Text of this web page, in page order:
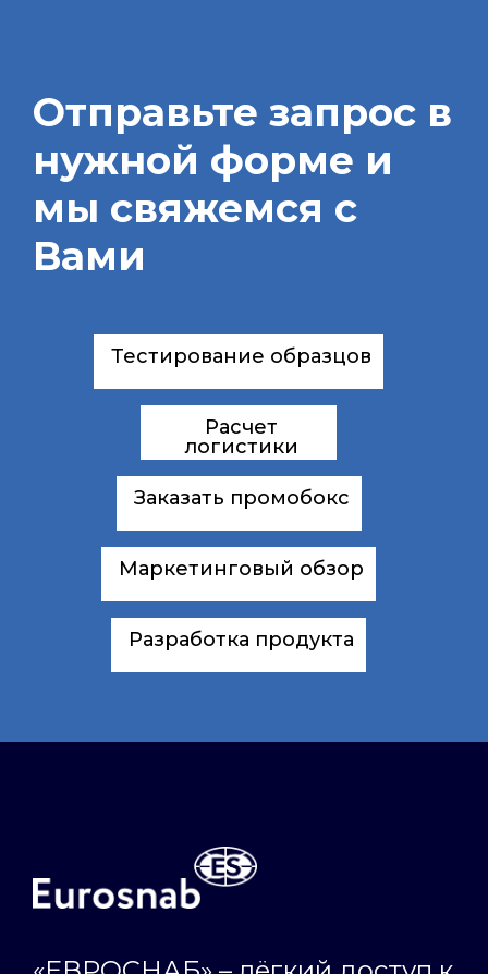
Отправьте запрос в
нужной форме и
мы свяжемся с
Вами
Тестирование образцов
Расчет
логистики
Заказать промобокс
Маркетинговый обзор
Разработка продукта